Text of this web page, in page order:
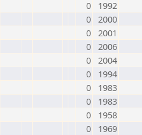
0
1992
0 2000
0 2001
0 2006
0 2004
0
1994
0
1983
0
1983
0
1958
0
1969